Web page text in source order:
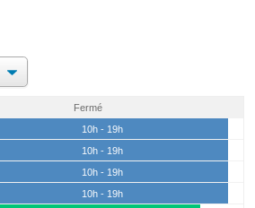
Fermé
10h - 19h
10h - 19h
10h - 19h
10h - 19h